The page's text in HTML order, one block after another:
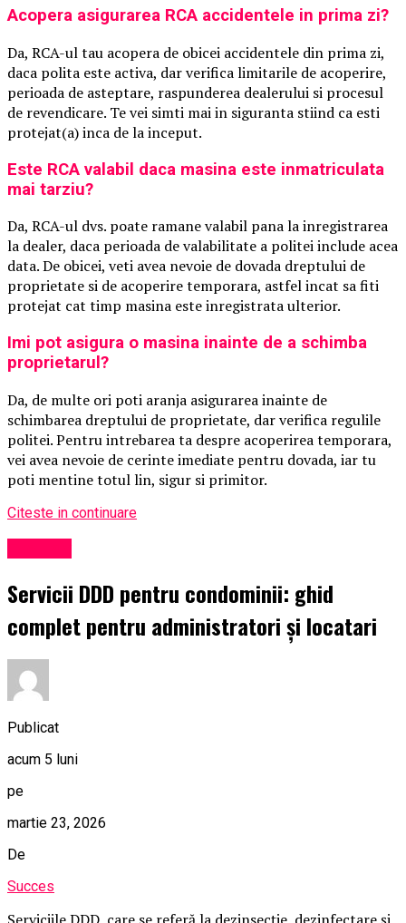
Acopera asigurarea RCA accidentele in prima zi?
Da, RCA-ul tau acopera de obicei accidentele din prima zi,
daca polita este activa, dar verifica limitarile de acoperire,
perioada de asteptare, raspunderea dealerului si procesul
de revendicare. Te vei simti mai in siguranta stiind ca esti
protejat(a) inca de la inceput.
Este RCA valabil daca masina este inmatriculata
mai tarziu?
Da, RCA-ul dvs. poate ramane valabil pana la inregistrarea
la dealer, daca perioada de valabilitate a politei include acea
data. De obicei, veti avea nevoie de dovada dreptului de
proprietate si de acoperire temporara, astfel incat sa fiti
protejat cat timp masina este inregistrata ulterior.
Imi pot asigura o masina inainte de a schimba
proprietarul?
Da, de multe ori poti aranja asigurarea inainte de
schimbarea dreptului de proprietate, dar verifica regulile
politei. Pentru intrebarea ta despre acoperirea temporara,
vei avea nevoie de cerinte imediate pentru dovada, iar tu
poti mentine totul lin, sigur si primitor.
Citeste in continuare
Servicii DDD pentru condominii: ghid
complet pentru administratori și locatari
Publicat
acum 5 luni
pe
martie 23, 2026
De
Succes